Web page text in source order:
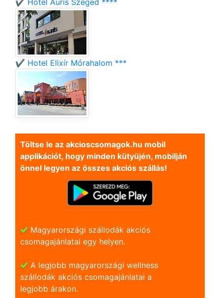
✔️ Hotel Auris Szeged ****
✔️ Hotel Elixír Mórahalom ***
Töltse le az akcioscsomagok.hu mobil
applikációt, hogy minden kütyüjén, mobilján
önnel legyen az összes akciós szállás!
Magyarországi szállodák akciós
csomagajánlatai egy helyen.
A legjobb magyarországi wellness
szállodák akciós csomagajánlatai a
legjobb árakon.